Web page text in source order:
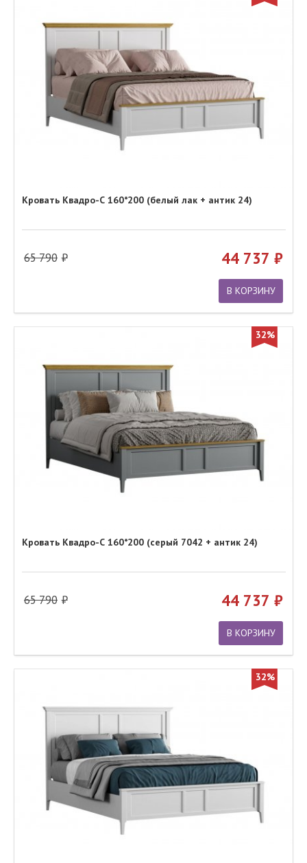
Кровать Квадро-С 160*200 (белый лак + антик 24)
65 790 44 737
В КОРЗИНУ
32%
Кровать Квадро-С 160*200 (серый 7042 + антик 24)
65 790 44 737
В КОРЗИНУ
32%